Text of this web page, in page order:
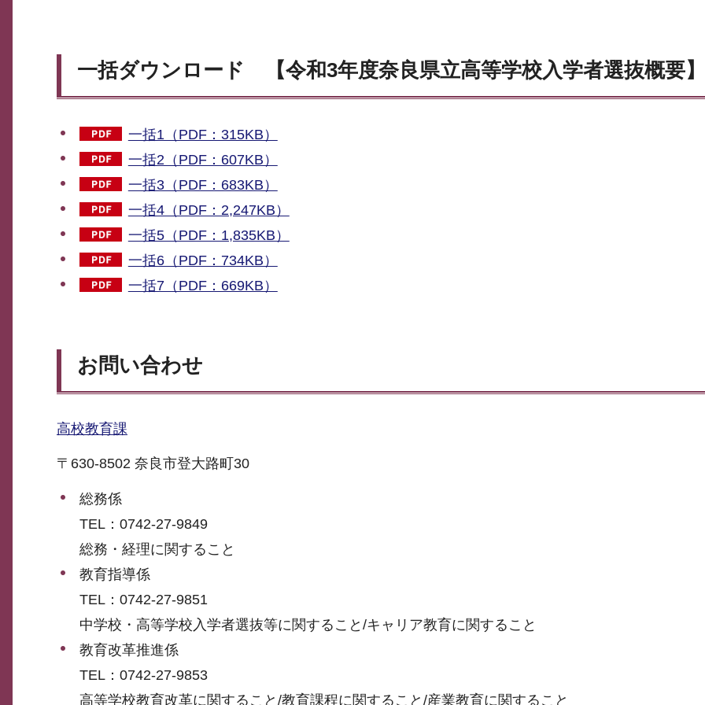
一括ダウンロード 【令和3年度奈良県立高等学校入学者選抜概要】
一括1（PDF：315KB）
一括2（PDF：607KB）
一括3（PDF：683KB）
一括4（PDF：2,247KB）
一括5（PDF：1,835KB）
一括6（PDF：734KB）
一括7（PDF：669KB）
お問い合わせ
高校教育課
〒630-8502 奈良市登大路町30
総務係
TEL：0742-27-9849
総務・経理に関すること
教育指導係
TEL：0742-27-9851
中学校・高等学校入学者選抜等に関すること/キャリア教育に関すること
教育改革推進係
TEL：0742-27-9853
高等学校教育改革に関すること/教育課程に関すること/産業教育に関すること